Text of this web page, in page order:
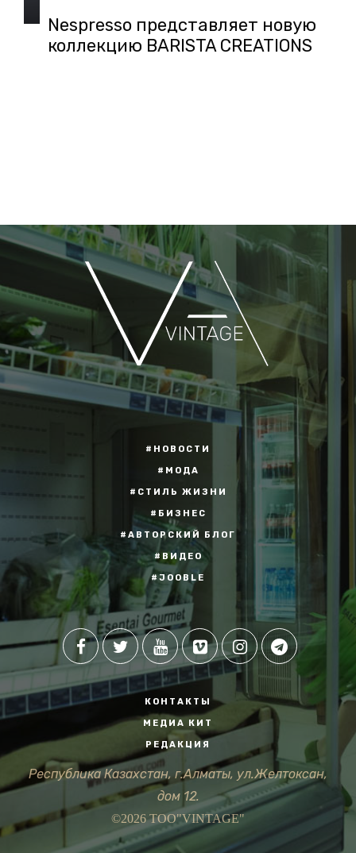
Nespresso представляет новую
коллекцию BARISTA CREATIONS
#НОВОСТИ
#МОДА
#СТИЛЬ ЖИЗНИ
#БИЗНЕС
#АВТОРСКИЙ БЛОГ
#ВИДЕО
#JOOBLE
КОНТАКТЫ
МЕДИА КИТ
РЕДАКЦИЯ
Республика Казахстан, г.Алматы, ул.Желтоксан,
дом 12.
©2026 ТОО"VINTAGE"